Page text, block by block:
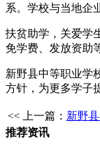
系。学校与当地企
扶贫助学，关爱学
免学费、发放资助
新野县中等职业学
方针，为更多学子
<< 上一篇： 新野
推荐资讯